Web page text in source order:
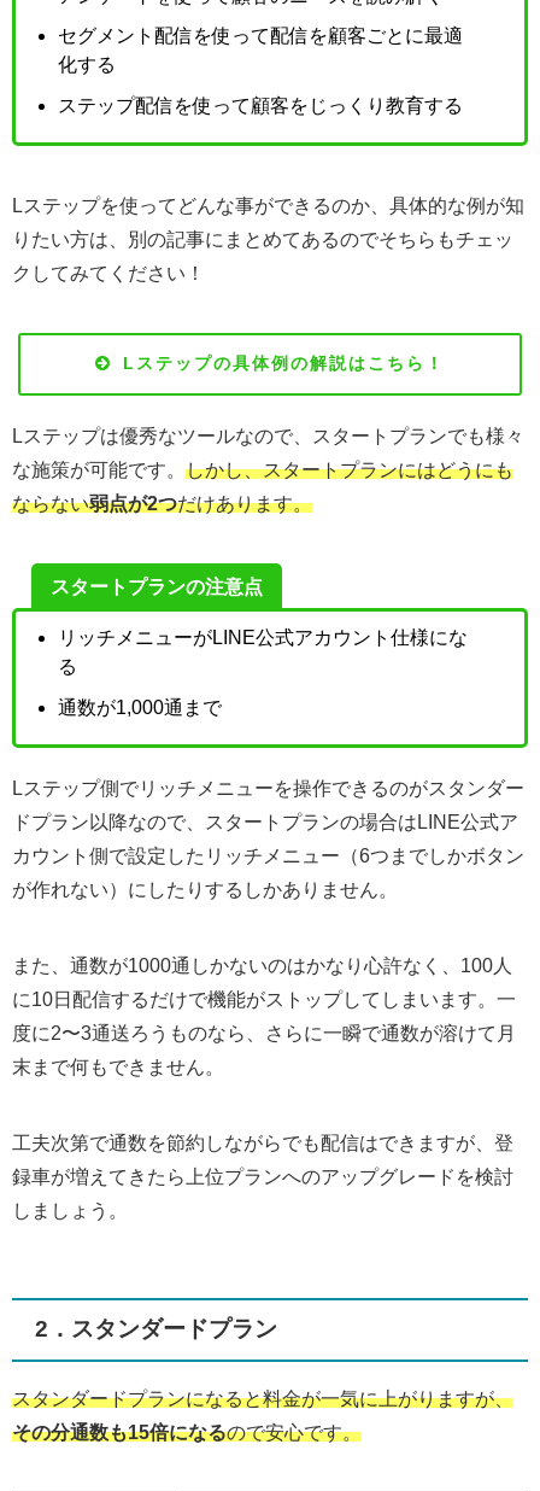
セグメント配信を使って配信を顧客ごとに最適
化する
ステップ配信を使って顧客をじっくり教育する
Lステップを使ってどんな事ができるのか、具体的な例が知
りたい方は、別の記事にまとめてあるのでそちらもチェッ
クしてみてください！
Lステップの具体例の解説はこちら！
Lステップは優秀なツールなので、スタートプランでも様々
な施策が可能です。 しかし、スタートプランにはどうにも
ならない弱点が2つだけあります。
スタートプランの注意点
リッチメニューがLINE公式アカウント仕様にな
る
通数が1,000通まで
Lステップ側でリッチメニューを操作できるのがスタンダー
ドプラン以降なので、スタートプランの場合はLINE公式ア
カウント側で設定したリッチメニュー（6つまでしかボタン
が作れない）にしたりするしかありません。
また、通数が1000通しかないのはかなり心許なく、100人
に10日配信するだけで機能がストップしてしまいます。一
度に2〜3通送ろうものなら、さらに一瞬で通数が溶けて月
末まで何もできません。
工夫次第で通数を節約しながらでも配信はできますが、登
録車が増えてきたら上位プランへのアップグレードを検討
しましょう。
2．スタンダードプラン
スタンダードプランになると料金が一気に上がりますが、
その分通数も15倍になるので安心です。